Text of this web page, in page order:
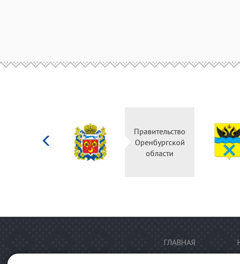
Правительство
Оренбургской
области
ГЛАВНАЯ